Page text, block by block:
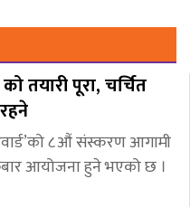
तयारी पूरा, चर्चित
८औं संस्करण आगामी
आयोजना हुने भएको छ ।